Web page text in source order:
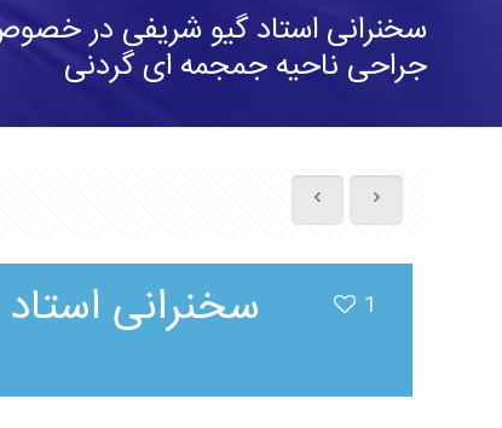
سخنرانی استاد گیو شریفی در
جراحی ناحیه جمجمه ای گردنی
1 سخنرانی